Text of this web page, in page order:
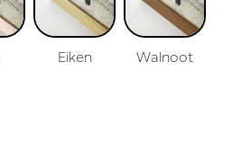
Eiken Walnoot